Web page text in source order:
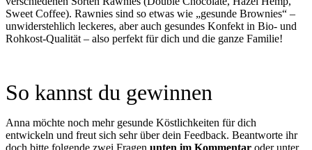
Sweet Coffee). Rawnies sind so etwas wie „gesunde Brownies“ –
unwiderstehlich leckeres, aber auch gesundes Konfekt in Bio- und
Rohkost-Qualität – also perfekt für dich und die ganze Familie!
So kannst du gewinnen
Anna möchte noch mehr gesunde Köstlichkeiten für dich
entwickeln und freut sich sehr über dein Feedback. Beantworte ihr
doch bitte folgende zwei Fragen unten im Kommentar oder unter